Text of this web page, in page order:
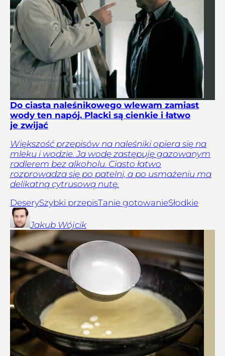
Do ciasta naleśnikowego wlewam zamiast
wody ten napój. Placki są cienkie i łatwo
je zwijać
Większość przepisów na naleśniki opiera się na
mleku i wodzie. Ja wodę zastępuję gazowanym
radlerem bez alkoholu. Ciasto łatwo
rozprowadza się po patelni, a po usmażeniu ma
delikatną cytrusową nutę.
DeserySzybki przepisTanie gotowanieSłodkie
Jakub Wójcik